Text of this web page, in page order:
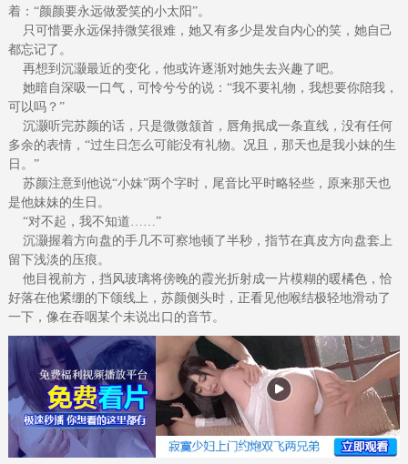
着：“颜颜要永远做爱笑的小太阳”。
只可惜要永远保持微笑很难，她又有多少是发自内心的笑，她自己
都忘记了。
再想到沉灏最近的变化，他或许逐渐对她失去兴趣了吧。
她暗自深吸一口气，可怜兮兮的说：“我不要礼物，我想要你陪我，
可以吗？”
沉灏听完苏颜的话，只是微微颔首，唇角抿成一条直线，没有任何
多余的表情，“过生日怎么可能没有礼物。况且，那天也是我小妹的生
日。”
苏颜注意到他说“小妹”两个字时，尾音比平时略轻些，原来那天也
是他妹妹的生日。
“对不起，我不知道……”
沉灏握着方向盘的手几不可察地顿了半秒，指节在真皮方向盘套上
留下浅淡的压痕。
他目视前方，挡风玻璃将傍晚的霞光折射成一片模糊的暖橘色，恰
好落在他紧绷的下颌线上，苏颜侧头时，正看见他喉结极轻地滑动了
一下，像在吞咽某个未说出口的音节。